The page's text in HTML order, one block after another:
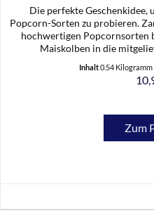
Die perfekte Geschenkidee,
Popcorn-Sorten zu probieren.
hochwertigen Popcornsorten
Maiskolben in die
Inhalt0.54 Kilogramm
Zum